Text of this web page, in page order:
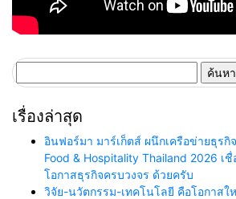
สำหรับ:
เรื่องล่าสุด
อินฟอร์มา มาร์เก็ตส์ ผนึกเครือข่ายธุรกิ
Food & Hospitality Thailand 2026 เ
โอกาสธุรกิจครบวงจร ด้วยครับ
วิจัย-นวัตกรรม-เทคโนโลยี คือโอกาสใ